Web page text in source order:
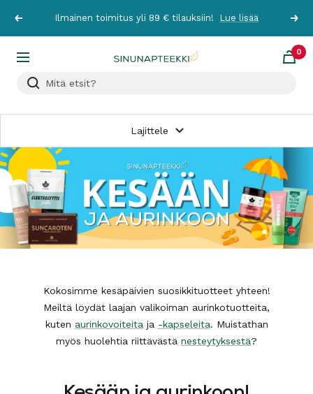
sisältöön
EdellinenIlmainen toimitus yli 89 € tilauksiin! Lue lisää
Navigaatio Sinunapteekki.fi
0
Lajittele
Kokosimme kesäpäivien suosikkituotteet yhteen!
Meiltä löydät laajan valikoiman aurinkotuotteita,
kuten aurinkovoiteita ja -kapseleita. Muistathan
myös huolehtia riittävästä nesteytyksestä?